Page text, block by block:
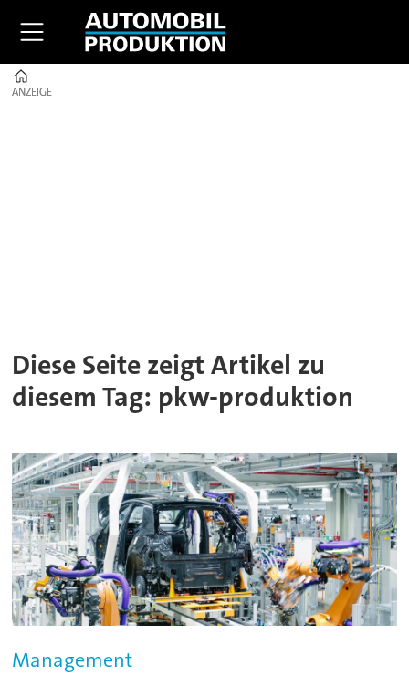
ANZEIGE
ANZEIGE
Diese Seite zeigt Artikel zu
diesem Tag: pkw-produktion
Management